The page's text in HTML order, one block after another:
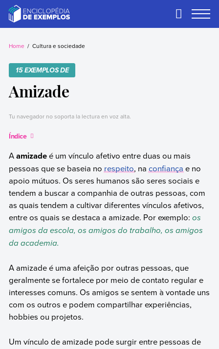
contentExemplos
Precisa de
temos.
Primary
Home Cultura e sociedade
15 EXEMPLOS DE
Amizade
Tu navegador no soporta la lectura en voz alta.
Índice
Aamizadeé um vínculo afetivo entre duas ou mais
pessoas que se baseia norespeito, naconfiançae no
apoio mútuos. Os seres humanos são seres sociais e
tendem a buscar a companhia de outras pessoas, com
as quais tendem a cultivar diferentes vínculos afetivos,
entre os quais se destaca a amizade. Por exemplo: os
amigos da escola, os amigos do trabalho, os amigos
da academia.
A amizade é uma afeição por outras pessoas, que
geralmente se fortalece por meio de contato regular e
interesses comuns. Os amigos se sentem à vontade uns
com os outros e podem compartilhar experiências,
hobbies ou projetos.
Um vínculo de amizade pode surgir entre pessoas de